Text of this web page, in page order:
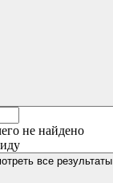
не найдено
все результаты